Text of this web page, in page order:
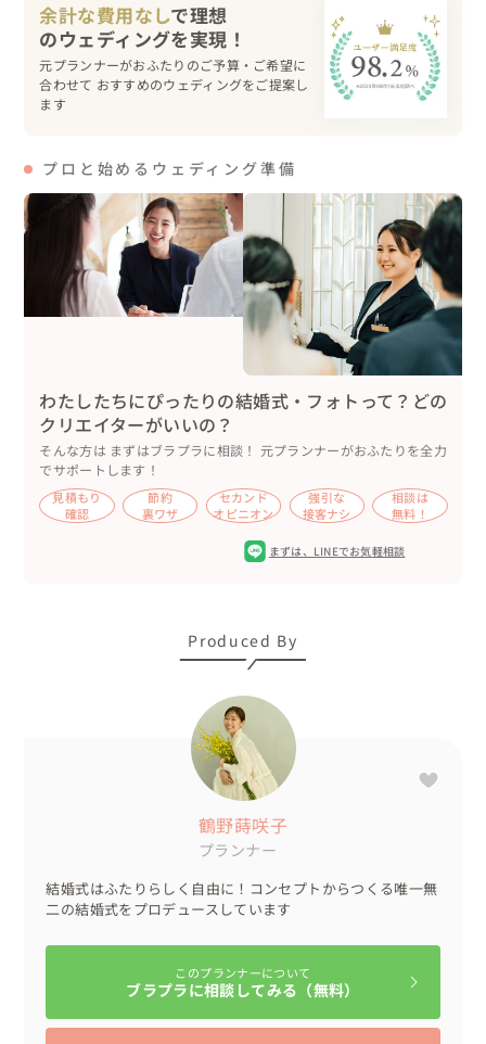
あえてシンプルなデザインを選び、おばあ様や妹さんが作
ってくれたアクセサリーやニットのトップス、譲り受けた
お小物を合わせて
彼女らしい上品さと、愛が詰まったコーディネートがとっ
ご新郎のタキシードは「ロッソネロ」さんでお借りし、ジ
レや蝶ネクタイで遊び心たっぷりのスタイルに仕上げまし
た。
私のお気に入りは・・・パーティ後半で装着した、木の蝶
ネクタイ。かわいいです(^^)
ー－－－－－－－－－－－－－－－－
私（VOUS BRIDAL）はこんなカップル様におすすめです
「思い出をテーマに作っていきたいけど、、どうしたらい
いんだろう？」
「イメージに合う場所が見つからない、、」
など、結婚式への不安がある方も、会場探しから手配、ひ
とつひとつのアイテム選びもサポートいたします。
「自分達で結婚式をつくってみたい！！」そんな理想を持
余計な費用なしで理想
元プランナーがおふたりのご予算・ご希望に
合わせて おすすめのウェディングをご提案し
ます
プロと始めるウェディング準備
わたしたちにぴったりの結婚式・フォトって？どの
クリエイターがいいの？
そんな方は まずはブラプラに相談！ 元プランナーがおふたりを全力
でサポートします！
見積もり
確認
節約
裏ワザ
セカンド
オピニオン
強引な
接客ナシ
相談は
無料！
まずは、 LINEでお気軽相談
Produced By
鶴野蒔咲子
プランナー
結婚式はふたりらしく自由に！コンセプトからつくる唯一無
二の結婚式をプロデュースしています
このプランナーについて
ブラプラに相談してみる（無料）